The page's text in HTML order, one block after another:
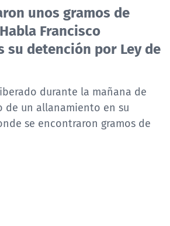
unos gramos de
Francisco
su detención por Ley de
durante la mañana de
de un allanamiento en su
se encontraron gramos de